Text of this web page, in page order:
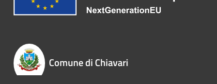
Comune di Chiavari